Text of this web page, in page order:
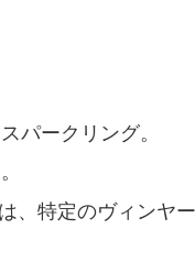
パークリング。
、特定のヴィンヤ